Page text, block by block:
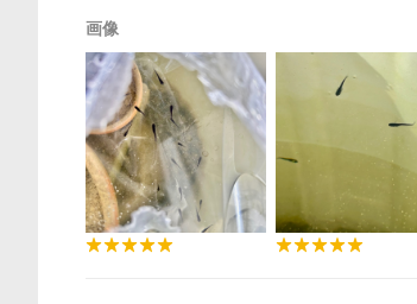
画像